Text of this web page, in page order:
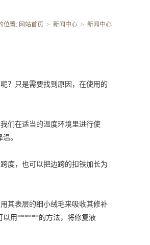
位置: 网站首页 > 新闻中心 > 新闻中心
？只是需要找到原因，在使用的
们在适当的温度环境里进行使
。
度，也可以把边跨的扣铁加长为
其表层的细小绒毛来吸收其修补
以用******的方法，将修复液